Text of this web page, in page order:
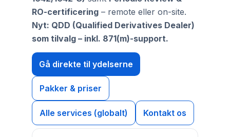
RO-certificering – remote eller on-site.
Nyt: QDD (Qualified Derivatives Dealer)
som tilvalg – inkl. 871(m)-support.
Gå direkte til ydelserne
Pakker & priser
Alle services (globalt) Kontakt os